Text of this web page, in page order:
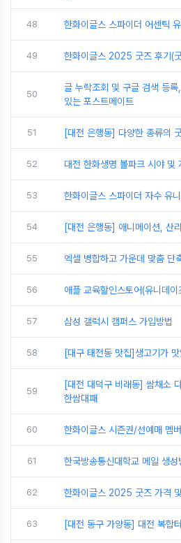
48 한화이글스 스파이더 어센틱
49 한화이글스 2025 굿즈 후기(
50
글 누락조회 및 구글 검색 등
있는 포스트메이트
51 [대전 은행동] 다양한 종류의
52 대전 한화생명 볼파크 시야 및
53 한화이글스 스파이더 자수 유
54 [대전 은행동] 애니메이션, 산
55 엑셀 병합하고 가운데 맞춤 단
56 애플 교육할인스토어(유니데이
57 삼성 갤럭시 캠퍼스 가입방법
58 [대구 태전동 맛집]생고기가 맛
59
[대전 대덕구 비래동] 쌈채소
한쌈대패
60 한화이글스 시즌권/선예매 멤
61 한국방송통신대학교 메일 생성
62 한화이글스 2025 굿즈 가격
63 [대전 동구 가양동] 대전 복합